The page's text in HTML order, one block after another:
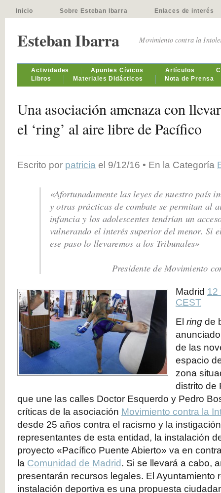
Inicio Sobre Esteban Ibarra Enlaces de interés
Esteban Ibarra Movimiento contra la
Actividades Apuntes Cívicos Artículos
Libros
Materiales Didácticos Nota de Prensa
Una asociación amenaza con
el ‘ring’ al aire libre de Pacífico
Escrito por patricia el 9/12/16 • En la Categoría
«Afortunadamente las leyes de nuestro país
y otras prácticas de combate se permitan al
infancia y los adolescentes tendrían un
vulnerando el interés superior del menor. Si
ese paso lo llevaremos a los Tribunales»
Presidente de Movimiento
Madrid 12
CEST
El ring de
de las
espacio
zona
distrito
que une las calles Doctor Esquerdo y Pedro
críticas de la asociación Movimiento contra la
desde 25 años contra el racismo y la
representantes de esta entidad, la instalación
proyecto «Pacífico Puente Abierto» va en
la Comunidad de Madrid. Si se llevará a cabo,
presentarán recursos legales. El Ayuntamiento
instalación deportiva es una propuesta